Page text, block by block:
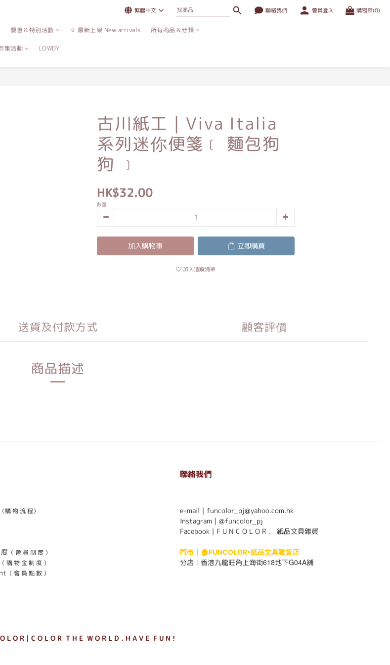
繁體中文 聯絡我們 會員登入 購物車(0)
優惠＆特別活動 ⇪ 最新上架 New arrivals 所有商品＆分類
集活動 LOWDY
古川紙工｜Viva Italia
系列迷你便箋﹝ 麵包狗
狗 ﹞
HK$32.00
數量
加入購物車 立即購買
加入追蹤清單
送貨及付款方式 顧客評價
商品描述
（購 物 流 程）
（ 會 員 制 度 ）
（ 購 物 金 制 度 ）
（ 會 員 點 數 ）
聯絡我們
e-mail｜funcolor_pj@yahoo.com.hk
Instagram｜ @funcolor_pj
Facebook｜ F U N C O L O R ． 紙品文具雜貨
門市｜ 🏠FUNCOLOR•紙品文具雜貨店
分店： 香港九龍旺角上海街618地下G04A舖
L O R｜C O L O R T H E W O R L D . H A V E F U N !